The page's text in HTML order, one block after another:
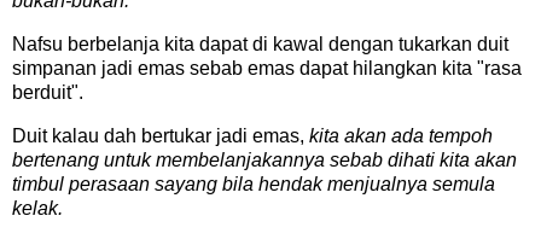
Nafsu berbelanja kita dapat di kawal dengan tukarkan duit
simpanan jadi emas sebab emas dapat hilangkan kita "rasa
berduit".
Duit kalau dah bertukar jadi emas, kita akan ada tempoh
bertenang untuk membelanjakannya sebab dihati kita akan
timbul perasaan sayang bila hendak menjualnya semula
kelak.